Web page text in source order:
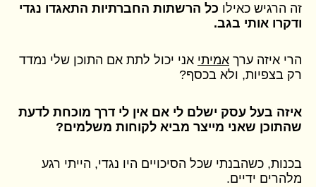
זה הרגיש כאילו כל הרשתות החברתיות התאגדו נגדי
ודקרו אותי בגב.
הרי איזה ערך אמיתי אני יכול לתת אם התוכן שלי נמדד
רק בצפיות, ולא בכסף?
איזה בעל עסק ישלם לי אם אין לי דרך מוכחת לדעת
שהתוכן שאני מייצר מביא לקוחות משלמים?
בכנות, כשהבנתי שכל הסיכויים היו נגדי, הייתי רגע
מלהרים ידיים.